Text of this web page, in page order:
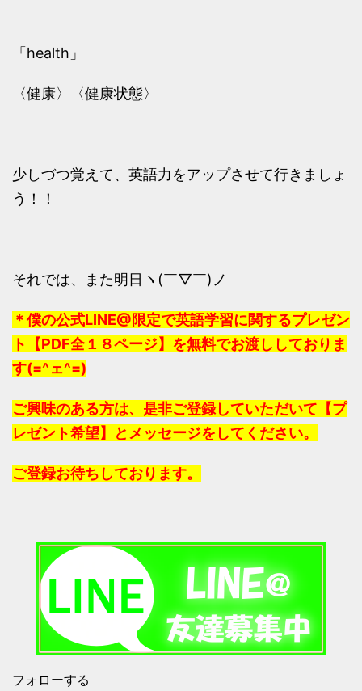
「health」
〈健康〉〈健康状態〉
少しづつ覚えて、英語力をアップさせて行きましょ
う！！
それでは、また明日ヽ(￣▽￣)ノ
＊僕の公式LINE@限定で英語学習に関するプレゼン
ト【PDF全１８ページ】を無料でお渡ししておりま
す(=^ェ^=)
ご興味のある方は、是非ご登録していただいて【プ
レゼント希望】とメッセージをしてください。
ご登録お待ちしております。
フォローする